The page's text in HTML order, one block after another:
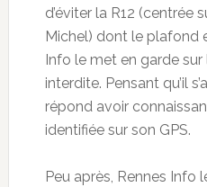
d’éviter la R12 (centrée
Michel) dont le plafond
Info le met en garde sur
interdite. Pensant qu’il
répond avoir
identifiée sur son GPS.
Peu après, Rennes Info